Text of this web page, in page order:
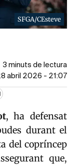
SFGA/CEsteve
3 minuts de lectura
abril 2026 - 21:07
, ha defensat
durant el
del copríncep
que,